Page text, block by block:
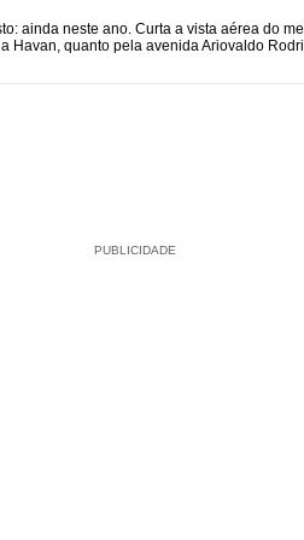
ainda neste ano. Curta a vista aérea do
Havan, quanto pela avenida Ariovaldo
PUBLICIDADE